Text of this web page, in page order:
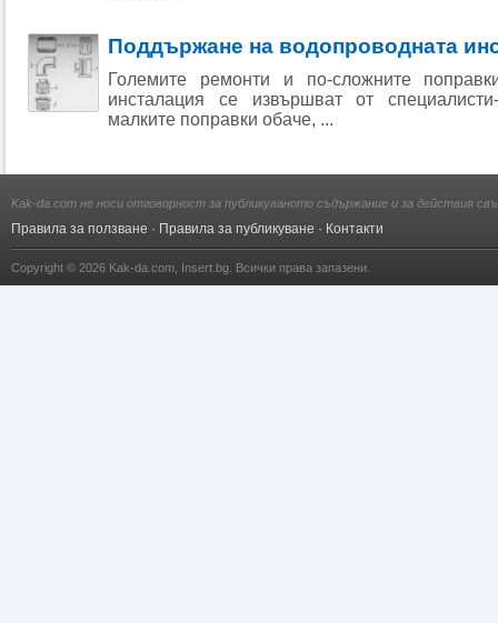
Поддържане на водопроводната
Големите ремонти и по-сложните
инсталация се извършват от
малките поправки обаче, ...
Kak-da.com не носи отговорност за публикуваното съдържание и за действия
Правила за ползване · Правила за публикуване · Контакти
Copyright © 2026 Kak-da.com Insert.bg . Всички права запазени.